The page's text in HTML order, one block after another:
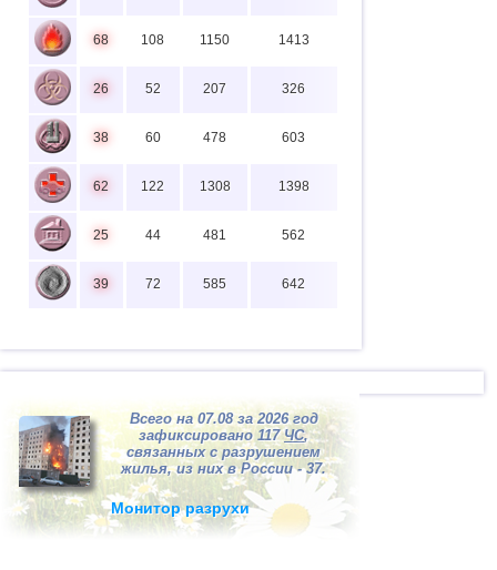
68 108 1150 1413
26 52 207 326
38 60 478 603
62 122 1308 1398
25 44 481 562
39 72 585 642
Всего на 07.08 за 2026 год
зафиксировано 117ЧС,
связанных с разрушением
жилья, из них в России - 37.
Монитор разрухи